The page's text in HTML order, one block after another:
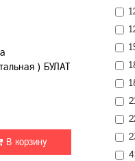
) БУЛАТ
В корзину